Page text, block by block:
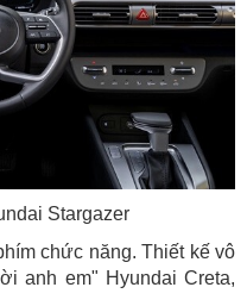
Stargazer
chức năng. Thiết kế vô
anh em" Hyundai Creta,